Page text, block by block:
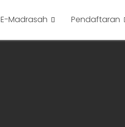
E-Madrasah Pendaftaran